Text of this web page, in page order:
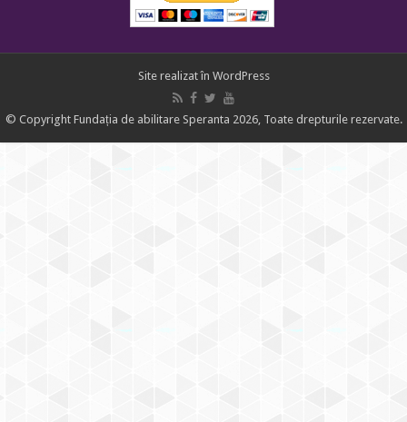
Site realizat în WordPress
© Copyright Fundația de abilitare Speranta 2026, Toate drepturile rezervate.